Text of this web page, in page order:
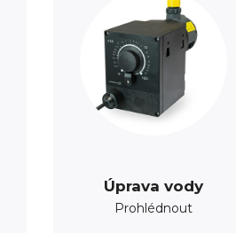
Úprava vody
Prohlédnout